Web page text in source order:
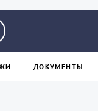
ДОКУМЕНТЫ